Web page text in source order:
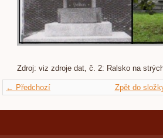
Zdroj: viz zdroje dat, č. 2: Ralsko na
← Předchozí Zpět do